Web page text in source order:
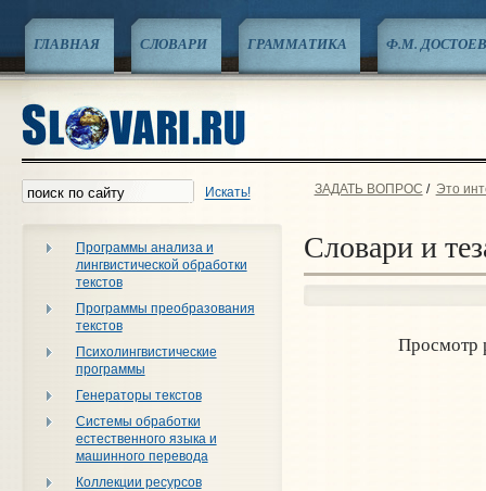
ГЛАВНАЯ СЛОВАРИ ГРАММАТИКА Ф.М.
Искать!
Программы анализа и
лингвистической обработки
текстов
Программы преобразования
текстов
Психолингвистические
программы
Генераторы текстов
Системы обработки
естественного языка и
машинного перевода
Коллекции ресурсов
ЗАДАТЬ ВОПРОС / Это
Словари и
Просмотр